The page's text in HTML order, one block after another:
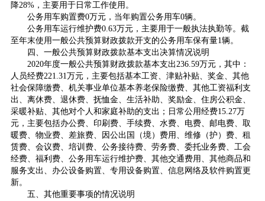
降28%，主要用于日常工作使用。
公务用车购置费0万元，当年购置公务用车0辆。
公务用车运行维护费0.63万元，主要用于一般执法执勤等。截
至年末使用一般公共预算财政拨款开支的公务用车保有量1辆。
四、一般公共预算财政拨款基本支出决算情况说明
2020年度一般公共预算财政拨款基本支出236.59万元，其中：
人员经费221.31万元，主要包括基本工资、津贴补贴、奖金、其他
社会保障缴费、机关事业单位基本养老保险缴费、其他工资福利支
出、离休费、退休费、抚恤金、生活补助、奖励金、住房公积金、
采暖补贴、其他对个人和家庭补助的支出；日常公用经费15.27万
元，主要包括办公费、印刷费、手续费、水费、电费、邮电费、取
暖费、物业费、差旅费、因公出国（境）费用、维修（护）费、租
赁费、会议费、培训费、公务接待费、劳务费、委托业务费、工会
经费、福利费、公务用车运行维护费、其他交通费用、其他商品和
服务支出、办公设备购置、专用设备购置、信息网络及软件购置更
新。
五、其他重要事项的情况说明